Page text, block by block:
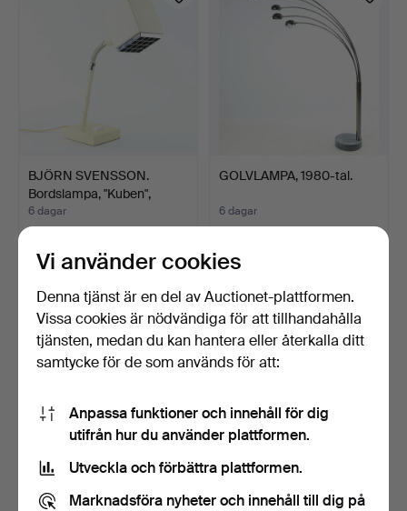
BJÖRN SVENSSON.
Bordslampa, "Kuben",
metal…
6 dagar
64 USD
GOLVLAMPA, 1980-tal.
6 dagar
GOLVLAMPOR, ett par,
modell 63137, Fagerhu…
GOLVLAMPA, Swedish
Modern, 1940-tal.
Vi använder cookies
Denna tjänst är en del av Auctionet-plattformen.
Vissa cookies är nödvändiga för att tillhandahålla
tjänsten, medan du kan hantera eller återkalla ditt
samtycke för de som används för att:
Anpassa funktioner och innehåll för dig
utifrån hur du använder plattformen.
Utveckla och förbättra plattformen.
Marknadsföra nyheter och innehåll till dig på